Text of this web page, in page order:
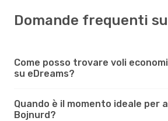
Domande frequenti
Come posso trovare voli
su eDreams?
Quando è il momento ideale per
Bojnurd?